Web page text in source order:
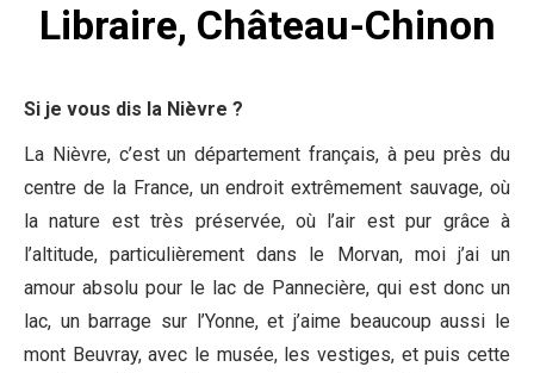
Libraire, Château-Chinon
Si je vous dis la Nièvre ?
La Nièvre, c’est un département français, à peu près du
centre de la France, un endroit extrêmement sauvage, où
la nature est très préservée, où l’air est pur grâce à
l’altitude, particulièrement dans le Morvan, moi j’ai un
amour absolu pour le lac de Pannecière, qui est donc un
lac, un barrage sur l’Yonne, et j’aime beaucoup aussi le
mont Beuvray, avec le musée, les vestiges, et puis cette